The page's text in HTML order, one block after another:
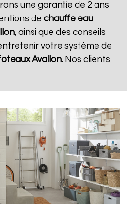
une garantie de 2 ans
de chauffe eau
, ainsi que des conseils
votre système de
Avallon. Nos clients